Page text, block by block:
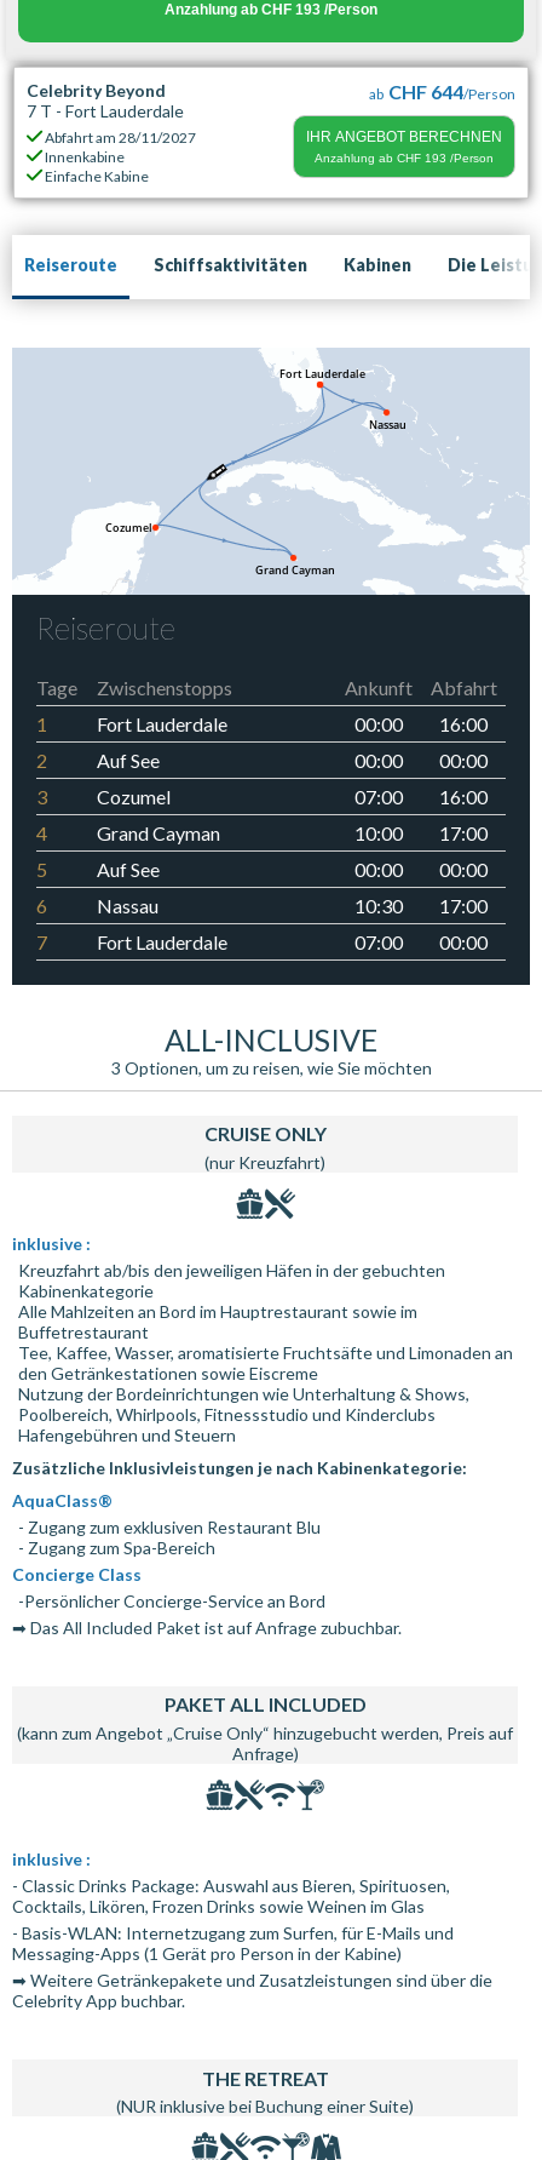
Anzahlung ab CHF 193 /Person
Celebrity Beyond
7 T - Fort Lauderdale
Abfahrt am28/11/2027
Innenkabine
Einfache Kabine
ab CHF 644/Person
IHR ANGEBOT BERECHNEN
Anzahlung ab CHF 193 /Person
Reiseroute Schiffsaktivitäten Kabinen Die
Reiseroute
Tage Zwischenstopps Ankunft
Abfahrt
1
Fort Lauderdale 00:00
16:00
2
Auf See 00:00
00:00
3
Cozumel 07:00
16:00
4
Grand Cayman 10:00
17:00
5
Auf See 00:00
00:00
6
Nassau 10:30
17:00
7
Fort Lauderdale 07:00 00:00
ALL-INCLUSIVE
3 Optionen, um zu reisen, wie Sie möchten
CRUISE ONLY
(nur Kreuzfahrt)
inklusive :
Kreuzfahrt ab/bis den jeweiligen Häfen in der gebuchten
Kabinenkategorie
Alle Mahlzeiten an Bord im Hauptrestaurant sowie im
Buffetrestaurant
Tee, Kaffee, Wasser, aromatisierte Fruchtsäfte und Limonaden an
den Getränkestationen sowie Eiscreme
Nutzung der Bordeinrichtungen wie Unterhaltung & Shows,
Poolbereich, Whirlpools, Fitnessstudio und Kinderclubs
Hafengebühren und Steuern
Zusätzliche Inklusivleistungen je nach Kabinenkategorie:
AquaClass®
- Zugang zum exklusiven Restaurant Blu
- Zugang zum Spa-Bereich
Concierge Class
-Persönlicher Concierge-Service an Bord
➡ Das All Included Paket ist auf Anfrage zubuchbar.
PAKET ALL INCLUDED
(kann zum Angebot „Cruise Only“ hinzugebucht werden, Preis auf
Anfrage)
inklusive :
- Classic Drinks Package: Auswahl aus Bieren, Spirituosen,
Cocktails, Likören, Frozen Drinks sowie Weinen im Glas
- Basis-WLAN: Internetzugang zum Surfen, für E-Mails und
Messaging-Apps (1 Gerät pro Person in der Kabine)
➡ Weitere Getränkepakete und Zusatzleistungen sind über die
Celebrity App buchbar.
THE RETREAT
(NUR inklusive bei Buchung einer Suite)